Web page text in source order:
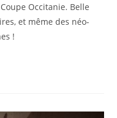
Occitanie. Belle
et même des néo-
!